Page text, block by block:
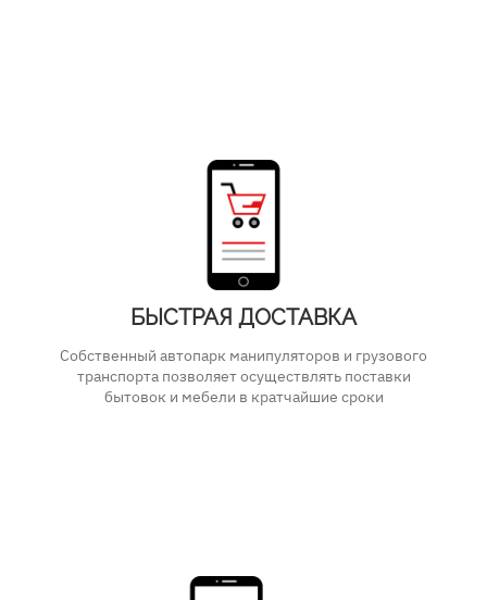
БЫСТРАЯ ДОСТАВКА
Собственный автопарк манипуляторов и грузового
транспорта позволяет осуществлять поставки
бытовок и мебели в кратчайшие сроки